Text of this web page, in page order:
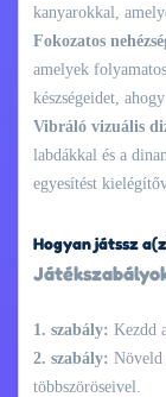
kanyarokkal,
Fokozatos
amelyek
készségeidet,
Vibráló vizuális
labdákkal és a
egyesítést
Hogyan játssz
1. szabály: Kezdd
2. szabály: Növeld
többszöröseivel.